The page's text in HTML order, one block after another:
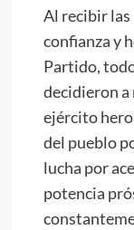
Al recibir las
confianza y
Partido,
decidieron a
ejército
del pueblo
lucha por
potencia